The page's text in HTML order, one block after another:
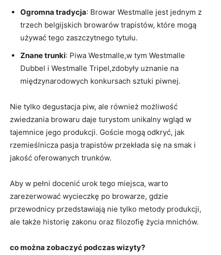
Ogromna ⁢tradycja:⁣ Browar Westmalle jest jednym z‍
trzech belgijskich browarów trapistów,⁢ które mogą
używać tego zaszczytnego ⁢tytułu.
Znane trunki: Piwa Westmalle,w tym⁢ Westmalle
Dubbel i Westmalle Tripel,zdobyły⁣ uznanie na
międzynarodowych konkursach sztuki piwnej.
Nie tylko degustacja⁣ piw, ale również możliwość
zwiedzania browaru daje turystom unikalny wgląd w
tajemnice⁤ jego ‌produkcji. Goście mogą odkryć, jak
rzemieślnicza‍ pasja trapistów przekłada się ⁢na⁢ smak i
jakość oferowanych trunków.
Aby⁢ w ⁣pełni docenić urok‍ tego miejsca, warto‌
zarezerwować wycieczkę po browarze, gdzie⁣
przewodnicy przedstawiają nie⁤ tylko ​metody produkcji,
ale⁣ także historię zakonu oraz filozofię życia ⁤mnichów.
co ⁢można zobaczyć podczas wizyty?